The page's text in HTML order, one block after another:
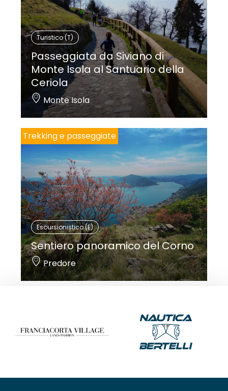
Turistico (T)
Passeggiata da Siviano di
Monte Isola al Santuario della
Ceriola
Monte Isola
Trekking e passeggiate
Escursionistico (E)
Sentiero panoramico del Corno
Predore